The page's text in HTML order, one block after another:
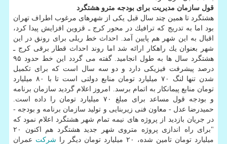
قول سازمان مدیریت برای بودجه مترو هشتگرد
هشتگرد تا همین چند سال قبل یكی از شهرهای مرغوب اطراف تهران
بود اما به تدریج كه ترافیك در محور كرج ـ قزوین افزایش پیدا كرد،
اقبال به این شهر هم پایین آمد. احداث خط ریلی برای رونق در این
شهر بعنوان یك راهكار ارائه شد اما روند احداث قطار برقی كرج ـ
هشتگرد سال ها به طول انجامید. گفته می گردد این خط حدود ۹۵
درصد پیشرفت فیزیكی دارد و دو سه سال است كه برای تكمیل
شدن تنها لنگ ۷۰ میلیارد تومان منابع دولتی است تا با ۸۰ میلیارد
تومان منابع پیمانكار به اتمام برسد. امروز اعلام گردید سازمان برنامه
و بودجه قول مساعد برای مبلغ ۷۰ میلیارد تومان را داده است.
حمیدرضا عدل - معاون فنی زیربنایی و تولید سازمان برنامه و بودجه -
در جریان بازدید از پروژه های نیمه تمام شهر هشتگرد اعلام نمود كه
"برای راه اندازی پروژه متروی شهر جدید هشتگرد هم اكنون ۲۰
میلیارد تومان تامین شده، ۲۰ میلیارد تومان دیگر را
شركت عمران